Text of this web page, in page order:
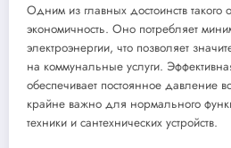
Одним из главных достоинств такого
экономичность. Оно потребляет
электроэнергии, что позволяет
на коммунальные услуги.
обеспечивает постоянное давление
крайне важно для нормального
техники и сантехнических устройств.